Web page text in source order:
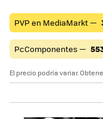
PVP en MediaMarkt —
PcComponentes —
El precio podría variar.